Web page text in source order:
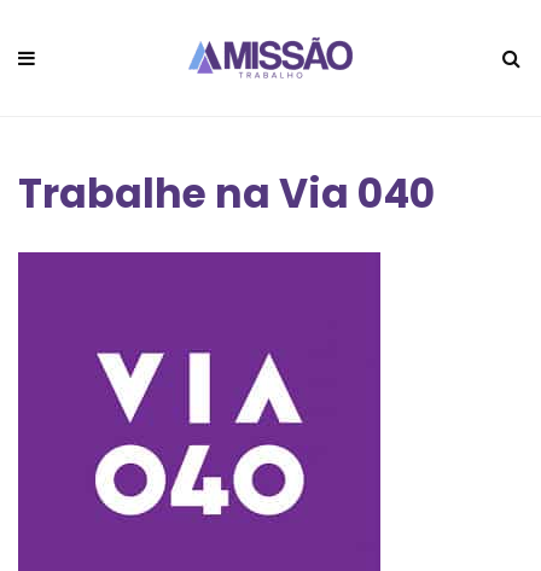
Trabalhe na Via 040